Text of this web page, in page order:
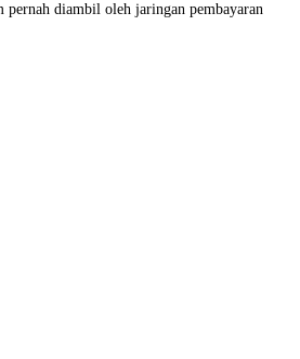
pernah diambil oleh jaringan pembayaran